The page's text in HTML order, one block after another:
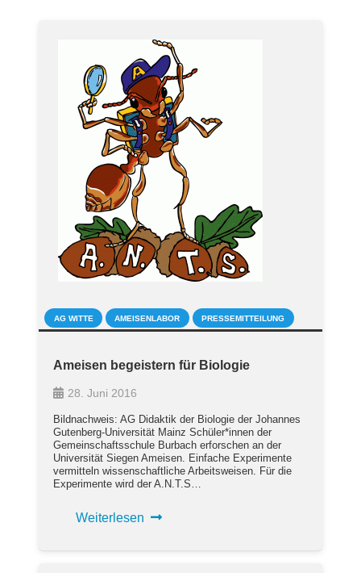
AG WITTE AMEISENLABOR PRESSEMITTEILUNG
Ameisen begeistern für Biologie
28. Juni 2016
Bildnachweis: AG Didaktik der Biologie der Johannes
Gutenberg-Universität Mainz Schüler*innen der
Gemeinschaftsschule Burbach erforschen an der
Universität Siegen Ameisen. Einfache Experimente
vermitteln wissenschaftliche Arbeitsweisen. Für die
Experimente wird der A.N.T.S…
Weiterlesen